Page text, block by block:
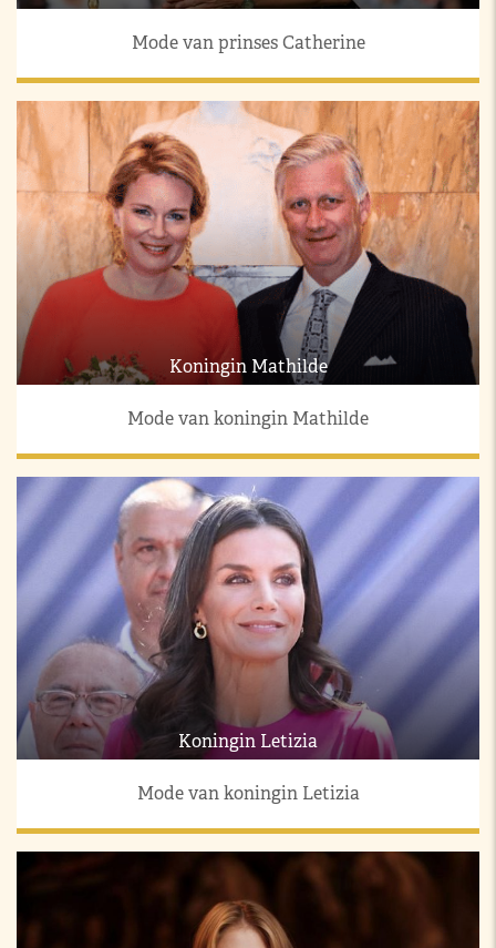
Mode van prinses Catherine
Koningin Mathilde
Mode van koningin Mathilde
Koningin Letizia
Mode van koningin Letizia